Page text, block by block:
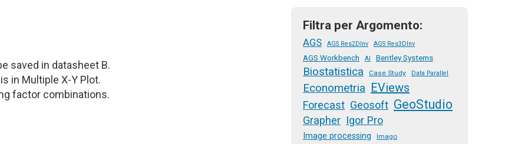
saved in datasheet B.
in Multiple X-Y Plot.
factor combinations.
Filtra per Argomento:
AGS AGS Res2DInv AGS Res3DInv
AGS Workbench AI Bentley Systems
Biostatistica Case Study Data Parallel
Econometria EViews
Forecast Geosoft GeoStudio
Grapher Igor Pro
Image processing Imago